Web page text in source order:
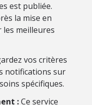
est publiée.
la mise en
meilleures
vos critères
notifications sur
spécifiques.
:Ce service